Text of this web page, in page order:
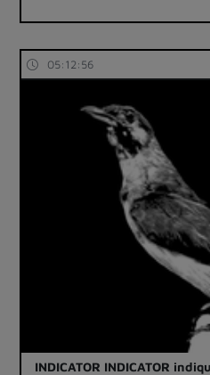
05:12:56
INDICATOR INDICATOR